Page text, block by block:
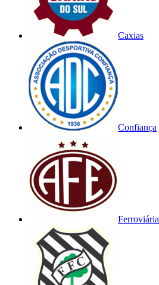
Caxias
Confiança
Ferroviária